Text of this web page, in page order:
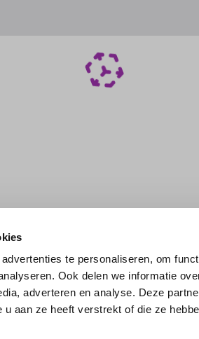
te personaliseren, om
Ook delen we informatie
adverteren en analyse. Deze
aan ze heeft verstrekt of die ze